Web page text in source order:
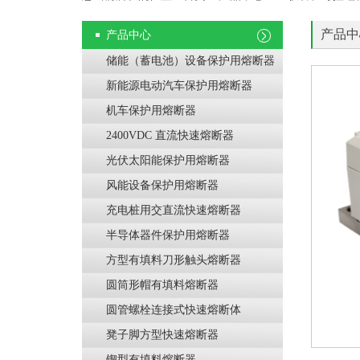
产品中心
储能（蓄电池）设备保护用熔断器
新能源电动汽车保护用熔断器
机车保护用熔断器
2400VDC 直流快速熔断器
光伏太阳能保护用熔断器
风能设备保护用熔断器
充电桩用交直流快速熔断器
半导体器件保护用熔断器
方型有填料刀形触头熔断器
圆筒形帽有填料熔断器
圆管螺栓连接式快速熔断体
凳子脚方型快速熔断器
产品